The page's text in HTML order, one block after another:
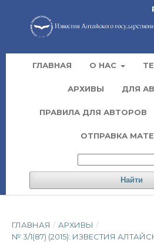
ГЛАВНАЯ О НАС
АРХИВЫ ДЛЯ
ПРАВИЛА ДЛЯ АВТОРОВ
ОТПРАВКА
Найти
ГЛАВНАЯ / АРХИВЫ /
№ 3/1(87) (2015): ИЗВЕСТИЯ